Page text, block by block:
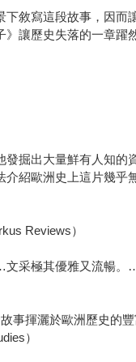
敘寫這段故事，因而
讓歷史失落的一章躍
發掘出大量鮮有人知
紹歐洲史上這片幾乎
Reviews）
文采極其優雅又流暢
事揮灑於歐洲歷史的
）